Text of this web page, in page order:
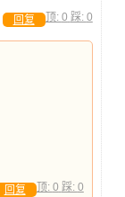
顶: 0 踩: 0
回复
顶: 0 踩: 0
回复